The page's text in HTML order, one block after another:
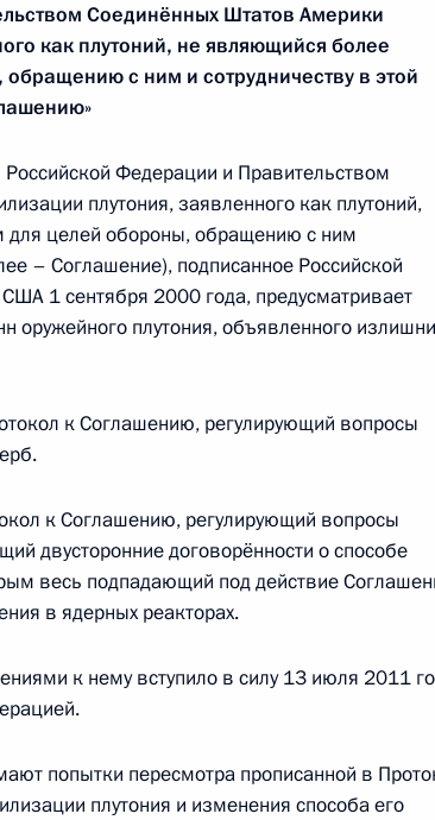
президентом Соединённых
победой на выборах
Америки
России Стивена Сигала
действия соглашения между
приостановлении действия
утилизации плутония
Соединённых Штатов Америки
как плутоний, не являющийся более
с ним и сотрудничеству в этой
Федерации и Правительством
плутония, заявленного как плутоний,
целей обороны, обращению с ним
– Соглашение), подписанное Российской
1 сентября 2000 года, предусматривает
оружейного плутония, объявленного
к Соглашению, регулирующий вопросы
к Соглашению, регулирующий вопросы
двусторонние договорённости о способе
весь подпадающий под действие
в ядерных реакторах.
к нему вступило в силу 13 июля 2011
попытки пересмотра прописанной в
плутония и изменения способа его